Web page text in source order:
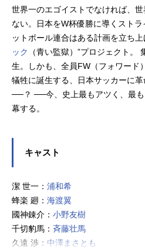
世界一のエゴイストでなければ、
ない。日本をW杯優勝に導くスト
ットボール連合はある計画を立ち
ック
（青い監獄）”プロジェクト
生。しかも、全員FW（フォワード
犠牲に誕生する、日本サッカーに
──？ ──今、史上最もアツく、最
幕する。
キャスト
潔 世一： 浦和希
蜂楽 廻： 海渡翼
國神錬介： 小野友樹
千切豹馬： 斉藤壮馬
久遠 渉： 中澤まさとも